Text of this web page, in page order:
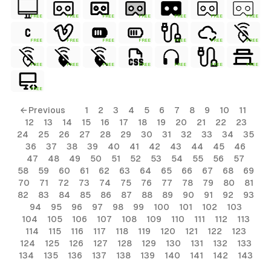
FREE FREE FREE FREE FREE FREE FREE
FREE FREE FREE FREE FREE FREE FREE
FREE FREE FREE FREE FREE FREE FREE
FREE
← Previous 1 2 3 4 5 6 7 8 9 10
11
12
13 14 15 16 17 18 19 20 21 22
23
24
25 26 27 28 29 30 31 32 33 34
35
36
37 38 39 40 41 42 43 44 45
46
47
48 49 50 51 52 53 54 55 56
57
58
59 60 61 62 63 64 65 66 67 68
69
70
71 72 73 74 75 76 77 78 79 80
81
82
83 84 85 86 87 88 89 90 91 92
93
94
95 96 97 98 99 100 101 102
103
104
105 106 107 108 109 110 111 112
113
114
115 116 117 118 119 120 121 122
123
124
125 126 127 128 129 130 131 132
133
134
135 136 137 138 139 140 141 142 143